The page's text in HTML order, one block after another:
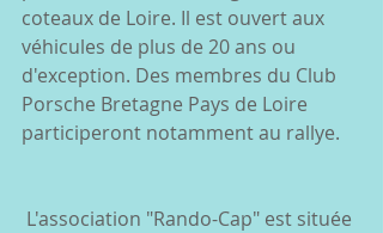
coteaux de Loire. Il est ouvert aux
véhicules de plus de 20 ans ou
d'exception. Des membres du Club
Porsche Bretagne Pays de Loire
participeront notamment au rallye.